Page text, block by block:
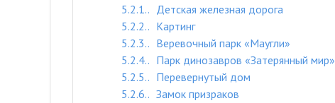
5.2.1.
Детская железная дорога
5.2.2.
Картинг
5.2.3.
Веревочный парк «Маугли»
5.2.4.
Парк динозавров «Затерянный мир»
5.2.5.
Перевернутый дом
5.2.6.
Замок призраков